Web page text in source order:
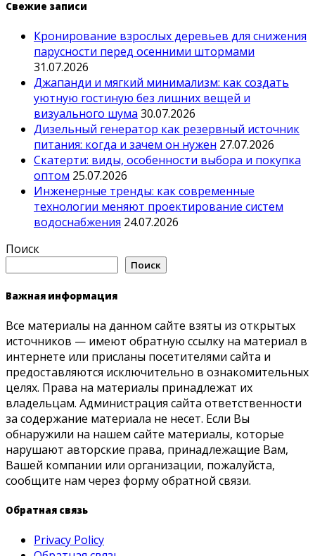
Свежие записи
Кронирование взрослых деревьев для снижения
парусности перед осенними штормами
31.07.2026
Джапанди и мягкий минимализм: как создать
уютную гостиную без лишних вещей и
визуального шума 30.07.2026
Дизельный генератор как резервный источник
питания: когда и зачем он нужен 27.07.2026
Скатерти: виды, особенности выбора и покупка
оптом 25.07.2026
Инженерные тренды: как современные
технологии меняют проектирование систем
водоснабжения 24.07.2026
Поиск
Поиск
Важная информация
Все материалы на данном сайте взяты из открытых
источников — имеют обратную ссылку на материал в
интернете или присланы посетителями сайта и
предоставляются исключительно в ознакомительных
целях. Права на материалы принадлежат их
владельцам. Администрация сайта ответственности
за содержание материала не несет. Если Вы
обнаружили на нашем сайте материалы, которые
нарушают авторские права, принадлежащие Вам,
Вашей компании или организации, пожалуйста,
сообщите нам через форму обратной связи.
Обратная связь
Privacy Policy